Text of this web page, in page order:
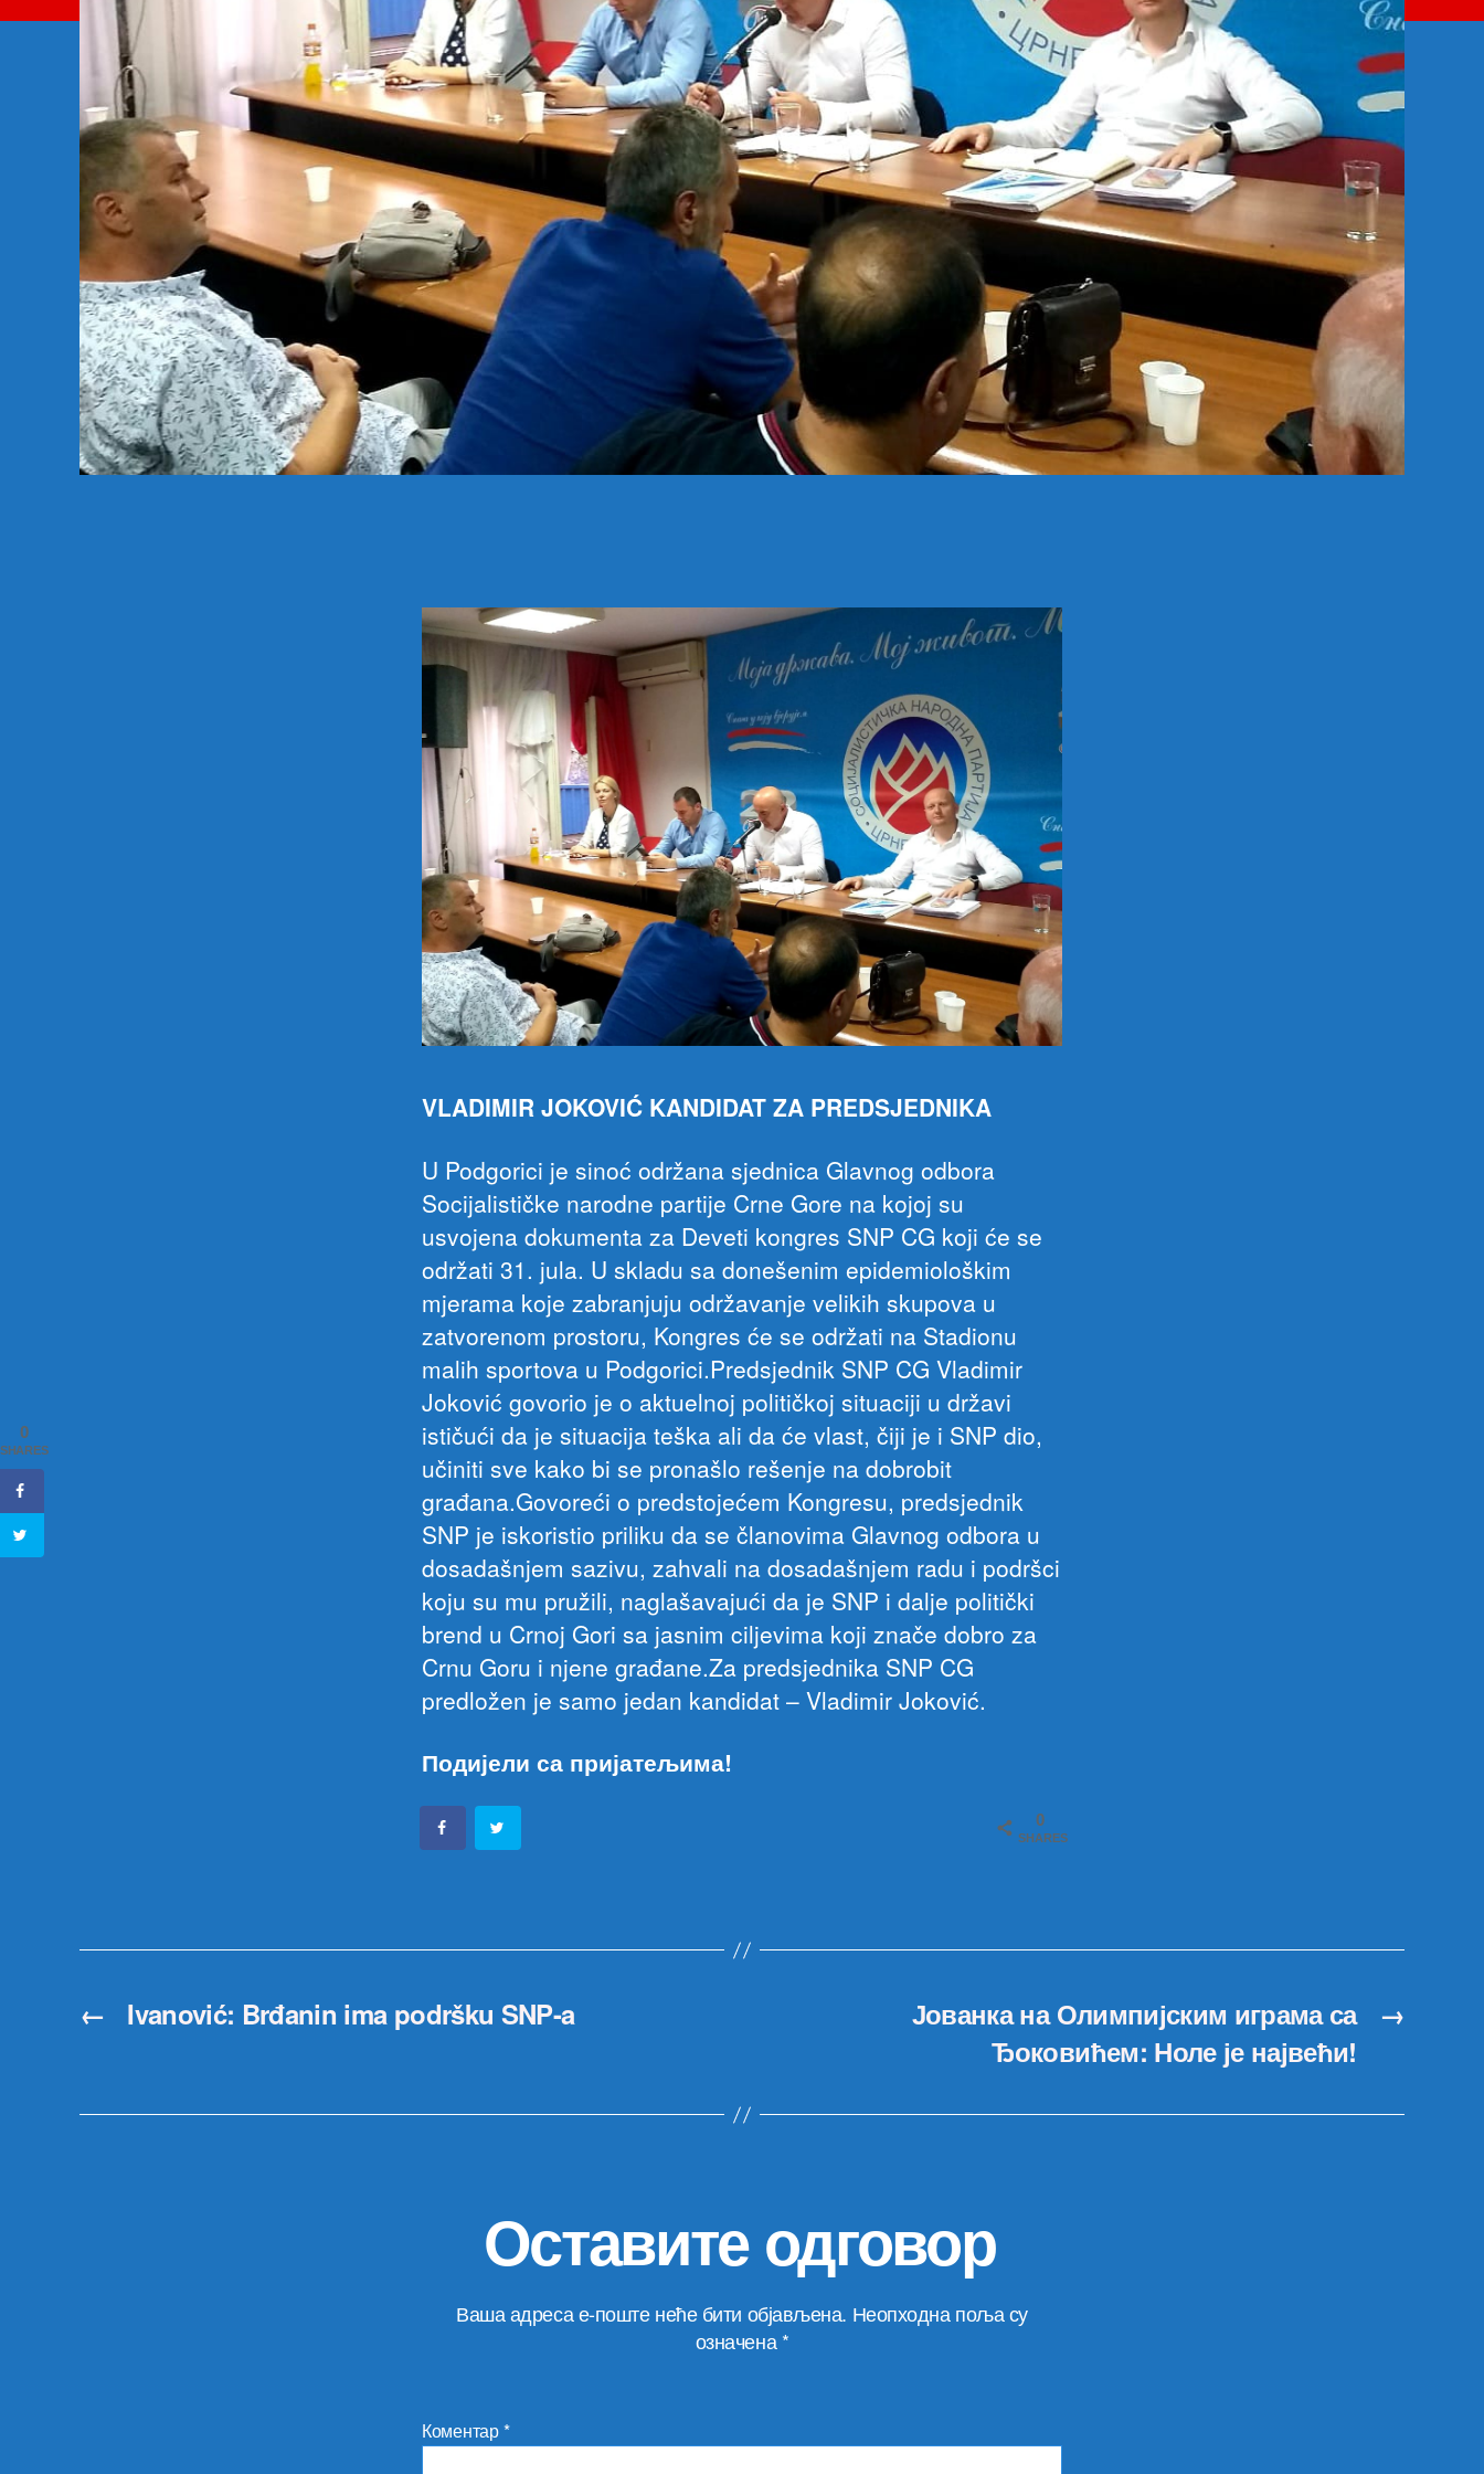
VLADIMIR JOKOVIĆ KANDIDAT ZA PREDSJEDNIKA
U Podgorici je sinoć održana sjednica Glavnog odbora
Socijalističke narodne partije Crne Gore na kojoj su
usvojena dokumenta za Deveti kongres SNP CG koji će se
održati 31. jula. U skladu sa donešenim epidemiološkim
mjerama koje zabranjuju održavanje velikih skupova u
zatvorenom prostoru, Kongres će se održati na Stadionu
malih sportova u Podgorici.Predsjednik SNP CG Vladimir
Joković govorio je o aktuelnoj političkoj situaciji u državi
ističući da je situacija teška ali da će vlast, čiji je i SNP dio,
učiniti sve kako bi se pronašlo rešenje na dobrobit
građana.Govoreći o predstojećem Kongresu, predsjednik
SNP je iskoristio priliku da se članovima Glavnog odbora u
dosadašnjem sazivu, zahvali na dosadašnjem radu i podršci
koju su mu pružili, naglašavajući da je SNP i dalje politički
brend u Crnoj Gori sa jasnim ciljevima koji znače dobro za
Crnu Goru i njene građane.Za predsjednika SNP CG
predložen je samo jedan kandidat – Vladimir Joković.
Подијели са пријатељима!
0
SHARES
← Ivanović: Brđanin ima podršku SNP-a →
Јованка на Олимпијским играма са
Ђоковићем: Ноле је највећи!
Оставите одговор
Ваша адреса е-поште неће бити објављена. Неопходна поља су
означена *
Коментар*
0
SHARES